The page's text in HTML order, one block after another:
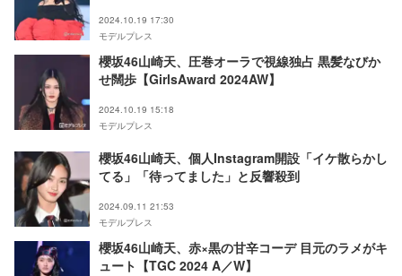
2024.10.19 17:30
モデルプレス
櫻坂46山崎天、圧巻オーラで視線独占 黒髪なびか
せ闊歩【GirlsAward 2024AW】
2024.10.19 15:18
モデルプレス
櫻坂46山崎天、個人Instagram開設「イケ散らかし
てる」「待ってました」と反響殺到
2024.09.11 21:53
モデルプレス
櫻坂46山崎天、赤×黒の甘辛コーデ 目元のラメがキ
ュート【TGC 2024 A／W】